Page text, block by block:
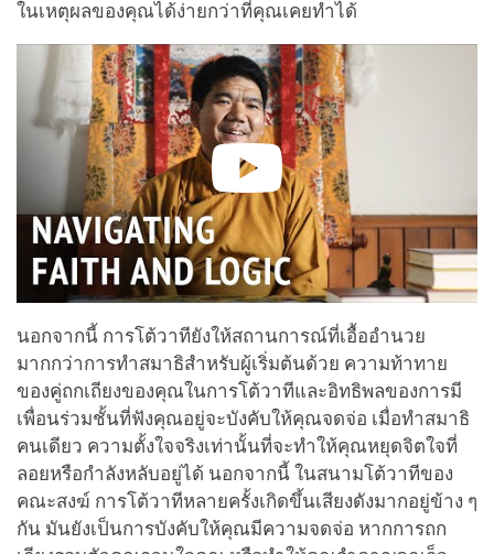
ในเหตุผลของคุณได้ง่ายกว่าที่คุณเคยทำได้
นอกจากนี้ การโต้วาทียังให้สถานการณ์ที่เอื้ออำนวย
มากกว่าการทำสมาธิสำหรับผู้เริ่มต้นด้วย ความท้าทาย
ของคู่ถกเถียงของคุณในการโต้วาทีและอิทธิพลของการมี
เพื่อนร่วมชั้นที่ฟังคุณอยู่จะบังคับให้คุณจดจ่อ เมื่อทำสมาธิ
คนเดียว ความตั้งใจจริงเท่านั้นที่จะทำให้คุณหยุดจิตใจที่
ลอยหรือกำลังหลับอยู่ได้ นอกจากนี้ ในสนามโต้วาทีของ
คณะสงฆ์ การโต้วาทีหลายครั้งเกิดขึ้นเสียงดังมากอยู่ข้าง ๆ
กัน มันยังเป็นการบังคับให้คุณมีความจดจ่อ หากการถก